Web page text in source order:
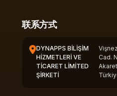
联系方式
DYNAPPS BİLİŞİM
HİZMETLERİ VE
TİCARET LİMİTED
ŞİRKETİ
Cad.